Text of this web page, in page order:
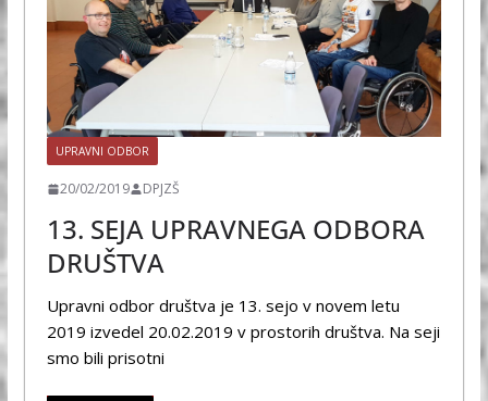
UPRAVNI ODBOR
20/02/2019 DPJZŠ
13. SEJA UPRAVNEGA ODBORA
DRUŠTVA
Upravni odbor društva je 13. sejo v novem letu
2019 izvedel 20.02.2019 v prostorih društva. Na seji
smo bili prisotni